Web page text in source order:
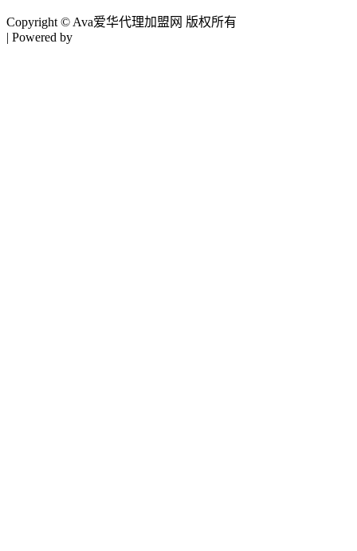
Copyright © Ava爱华代理加盟网 版权所有
| Powered by